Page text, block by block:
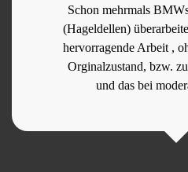
Schon mehrmals
(Hageldellen)
hervorragende Arbeit ,
Orginalzustand, bzw.
und das bei